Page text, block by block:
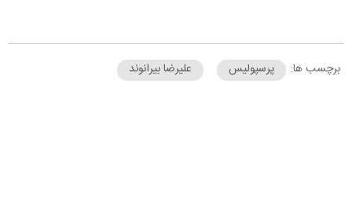
برچسب ها: پرسپولیس علیرضا بیرانوند